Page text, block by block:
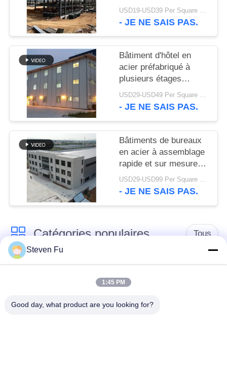
BLOG
SITEMAP
PRIVACY
POLICY
villégiature
USD19-USD39 Per Square Meter MOQ:200 mètres carrés
- JE NE SAIS PAS.
Bâtiment d'hôtel en
acier préfabriqué à
plusieurs étages
antisysmique
USD29-USD49 Per Square Meter MOQ:200 mètres carrés
- JE NE SAIS PAS.
Bâtiments de bureaux
en acier à assemblage
rapide et sur mesure
pour les entreprises
modernes
USD29-USD99 Per Square Meter MOQ:200 mètres carrés
- JE NE SAIS PAS.
Catégories populaires Tous
entrepôt de structure
Atelier de structure
métallique
construction de
Fabrication de
Steven Fu
1:45 PM
Good day, what product are you looking for?